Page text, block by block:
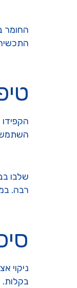
החומר
השתמשו
שלבו
רבה.
ניקוי
בקלות.